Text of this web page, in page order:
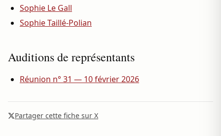
Sophie Le Gall
Sophie Taillé-Polian
Auditions de représentants
Réunion n° 31 — 10 février 2026
Partager cette fiche sur X